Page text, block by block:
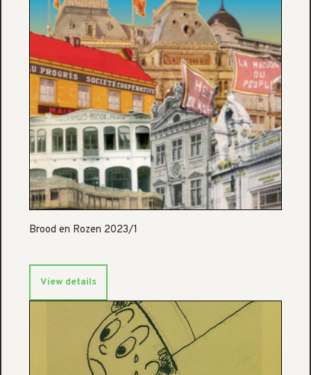
Brood en Rozen 2023/1
View details